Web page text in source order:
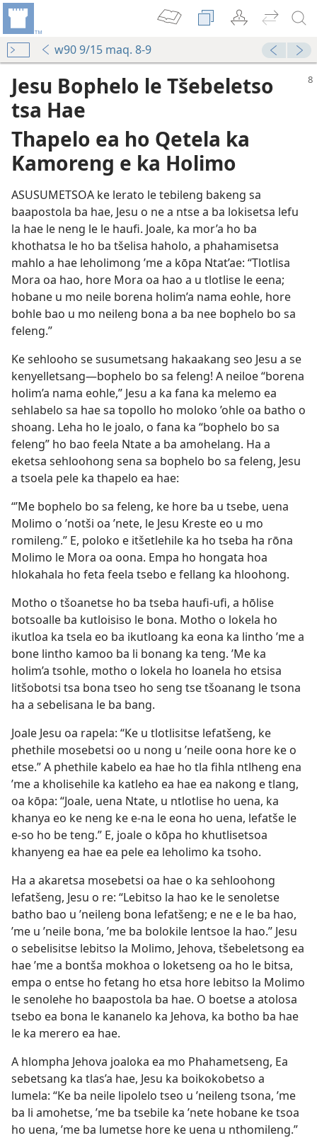
w90 9/15 maq. 8-9
e ka Holimo
e Lerato
Batho”
Jesu Bophelo le Tšebeletso
tsa Hae
Thapelo ea ho Qetela ka
Kamoreng e ka Holimo
ASUSUMETSOA ke lerato le tebileng bakeng sa
baapostola ba hae, Jesu o ne a ntse a ba lokisetsa lefu
la hae le neng le le haufi. Joale, ka mor’a ho ba
khothatsa le ho ba tšelisa haholo, a phahamisetsa
mahlo a hae leholimong ’me a kōpa Ntat’ae: “Tlotlisa
Mora oa hao, hore Mora oa hao a u tlotlise le eena;
hobane u mo neile borena holim’a nama eohle, hore
bohle bao u mo neileng bona a ba nee bophelo bo sa
feleng.”
Ke sehlooho se susumetsang hakaakang seo Jesu a se
kenyelletsang—bophelo bo sa feleng! A neiloe “borena
holim’a nama eohle,” Jesu a ka fana ka melemo ea
sehlabelo sa hae sa topollo ho moloko ’ohle oa batho o
shoang. Leha ho le joalo, o fana ka “bophelo bo sa
feleng” ho bao feela Ntate a ba amohelang. Ha a
eketsa sehloohong sena sa bophelo bo sa feleng, Jesu
a tsoela pele ka thapelo ea hae:
“’Me bophelo bo sa feleng, ke hore ba u tsebe, uena
Molimo o ’notši oa ’nete, le Jesu Kreste eo u mo
romileng.” E, poloko e itšetlehile ka ho tseba ha rōna
Molimo le Mora oa oona. Empa ho hongata hoa
hlokahala ho feta feela tsebo e fellang ka hloohong.
Motho o tšoanetse ho ba tseba haufi-ufi, a hōlise
botsoalle ba kutloisiso le bona. Motho o lokela ho
ikutloa ka tsela eo ba ikutloang ka eona ka lintho ’me a
bone lintho kamoo ba li bonang ka teng. ’Me ka
holim’a tsohle, motho o lokela ho loanela ho etsisa
litšobotsi tsa bona tseo ho seng tse tšoanang le tsona
ha a sebelisana le ba bang.
Joale Jesu oa rapela: “Ke u tlotlisitse lefatšeng, ke
phethile mosebetsi oo u nong u ’neile oona hore ke o
etse.” A phethile kabelo ea hae ho tla fihla ntlheng ena
’me a kholisehile ka katleho ea hae ea nakong e tlang,
oa kōpa: “Joale, uena Ntate, u ntlotlise ho uena, ka
khanya eo ke neng ke e-na le eona ho uena, lefatše le
e-so ho be teng.” E, joale o kōpa ho khutlisetsoa
khanyeng ea hae ea pele ea leholimo ka tsoho.
Ha a akaretsa mosebetsi oa hae o ka sehloohong
lefatšeng, Jesu o re: “Lebitso la hao ke le senoletse
batho bao u ’neileng bona lefatšeng; e ne e le ba hao,
’me u ’neile bona, ’me ba bolokile lentsoe la hao.” Jesu
o sebelisitse lebitso la Molimo, Jehova, tšebeletsong ea
hae ’me a bontša mokhoa o loketseng oa ho le bitsa,
empa o entse ho fetang ho etsa hore lebitso la Molimo
le senolehe ho baapostola ba hae. O boetse a atolosa
tsebo ea bona le kananelo ka Jehova, ka botho ba hae
le ka merero ea hae.
A hlompha Jehova joaloka ea mo Phahametseng, Ea
sebetsang ka tlas’a hae, Jesu ka boikokobetso a
lumela: “Ke ba neile lipolelo tseo u ’neileng tsona, ’me
ba li amohetse, ’me ba tsebile ka ’nete hobane ke tsoa
ho uena, ’me ba lumetse hore ke uena u nthomileng.”